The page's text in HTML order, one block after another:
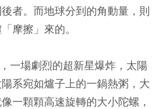
者。而地球分到的角動量，則
摩擦」來的。
一場劇烈的超新星爆炸，太陽
系宛如爐子上的一鍋熱粥，大
一顆顆高速旋轉的大小陀螺，